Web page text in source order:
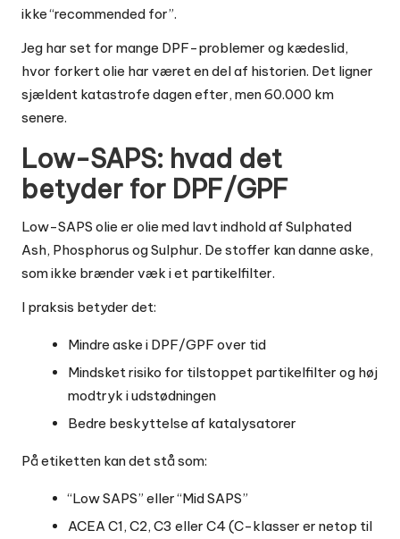
ikke “recommended for”.
Jeg har set for mange DPF-problemer og kædeslid,
hvor forkert olie har været en del af historien. Det ligner
sjældent katastrofe dagen efter, men 60.000 km
senere.
Low-SAPS: hvad det
betyder for DPF/GPF
Low-SAPS olie er olie med lavt indhold af Sulphated
Ash, Phosphorus og Sulphur. De stoffer kan danne aske,
som ikke brænder væk i et partikelfilter.
I praksis betyder det:
Mindre aske i DPF/GPF over tid
Mindsket risiko for tilstoppet partikelfilter og høj
modtryk i udstødningen
Bedre beskyttelse af katalysatorer
På etiketten kan det stå som:
“Low SAPS” eller “Mid SAPS”
ACEA C1, C2, C3 eller C4 (C-klasser er netop til